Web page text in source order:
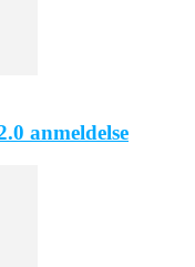
anmeldelse